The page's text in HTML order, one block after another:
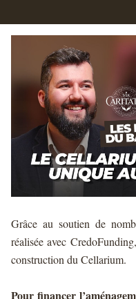
Grâce au soutien de
réalisée avec
construction du Cellarium.
Pour financer